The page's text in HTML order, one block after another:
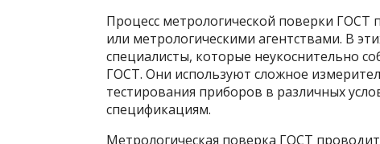
Процесс метрологической поверки ГОСТ
или метрологическими агентствами. В
специалисты, которые неукоснительно
ГОСТ. Они используют сложное
тестирования приборов в различных
спецификациям.
Метрологическая поверка ГОСТ